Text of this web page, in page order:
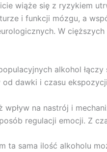
wiąże się z ryzykiem
i funkcji mózgu, a
W
alkohol
od dawki i czasu
wpływ na nastrój i
regulacji emocji. Z
ta sama ilość alkoholu